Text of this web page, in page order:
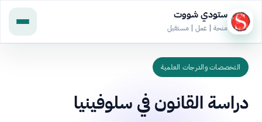
ستودي شووت
منحة | عمل | مستقبل
التخصصات والدرجات العلمية
دراسة القانون في سلوفينيا